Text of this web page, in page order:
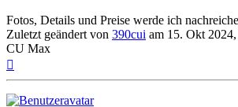
Fotos, Details und Preise werde ich
Zuletzt geändert von 390cui am 15. Okt
CU Max